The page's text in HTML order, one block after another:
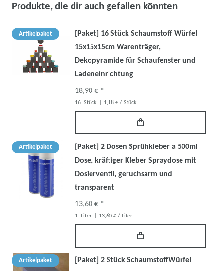
Produkte, die dir auch gefallen könnten
Artikelpaket
[Paket] 16 Stück Schaumstoff Würfel
15x15x15cm Warenträger,
Dekopyramide für Schaufenster und
Ladeneinrichtung
18,90 € *
16 Stück | 1,18 € / Stück
Artikelpaket
[Paket] 2 Dosen Sprühkleber a 500ml
Dose, kräftiger Kleber Spraydose mit
Dosierventil, geruchsarm und
transparent
13,60 € *
1 Liter | 13,60 € / Liter
Artikelpaket
[Paket] 2 Stück SchaumstoffWürfel